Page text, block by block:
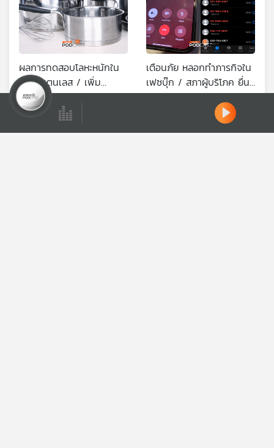
ดาวน์โหลด Thai PBS Podcast Application
Ⓒ 2020 องค์การกระจายเสียงและแพร่ภาพสาธารณะแห่งประเทศไทย
ผลการทดสอบโลหะหนักใน
หม้อสแตนเลส / เพิ่ม
คอเลสเตอรอลในเลือดจริง
หรือ ตอนที่ 2
ภูมิคุ้มกัน
เตือนภัย หลอกทำภารกิจใน
เฟซบุ๊ก / สภาผู้บริโภค ยื่น
หนังสือร้องเรียนไปที่อนุ
กมธ.คุ้มครองผู้บริโภค /
อาหารเพื่อสุขภาพคือ อะไร